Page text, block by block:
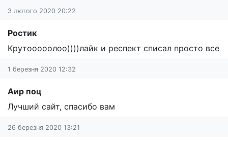
3 лютого 2020 20:22
Ростик
Крутооооолоо))))лайк и респект списал просто все
1 березня 2020 12:32
Аир поц
Лучший сайт, спасибо вам
26 березня 2020 13:21